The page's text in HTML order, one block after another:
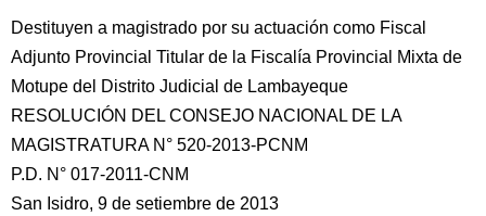
Destituyen a magistrado por su actuación como Fiscal
Adjunto Provincial Titular de la Fiscalía Provincial Mixta de
Motupe del Distrito Judicial de Lambayeque
RESOLUCIÓN DEL CONSEJO NACIONAL DE LA
MAGISTRATURA N° 520-2013-PCNM
P.D. N° 017-2011-CNM
San Isidro, 9 de setiembre de 2013